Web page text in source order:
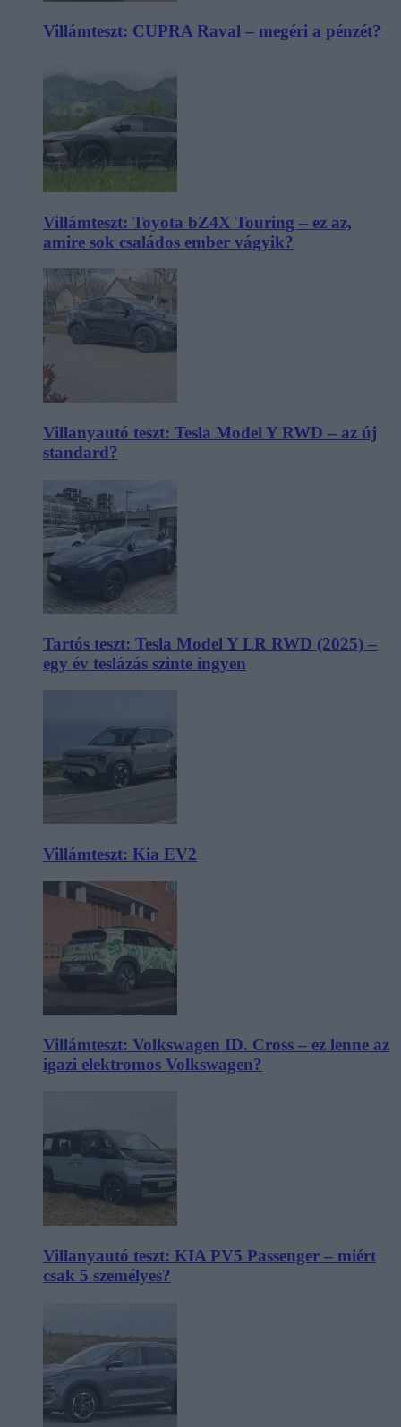
Villámteszt: CUPRA Raval – megéri a pénzét?
Villámteszt: Toyota bZ4X Touring – ez az,
amire sok családos ember vágyik?
Villanyautó teszt: Tesla Model Y RWD – az új
standard?
Tartós teszt: Tesla Model Y LR RWD (2025) –
egy év teslázás szinte ingyen
Villámteszt: Kia EV2
Villámteszt: Volkswagen ID. Cross – ez lenne az
igazi elektromos Volkswagen?
Villanyautó teszt: KIA PV5 Passenger – miért
csak 5 személyes?